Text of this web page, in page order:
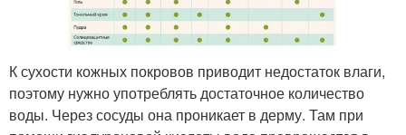
Маска из горчицы Горчичные маски
Маски для снижения Маска с водой
К сухости кожных покровов приводит недостаток влаги,
поэтому нужно употреблять достаточное количество
воды. Через сосуды она проникает в дерму. Там при